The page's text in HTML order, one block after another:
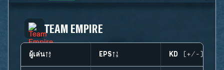
TEAM EMPIRE
ผู้เล่น EPS KD (+/-)